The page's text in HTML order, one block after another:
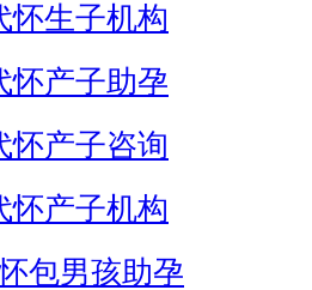
怀生子机构
怀产子助孕
怀产子咨询
怀产子机构
包男孩助孕